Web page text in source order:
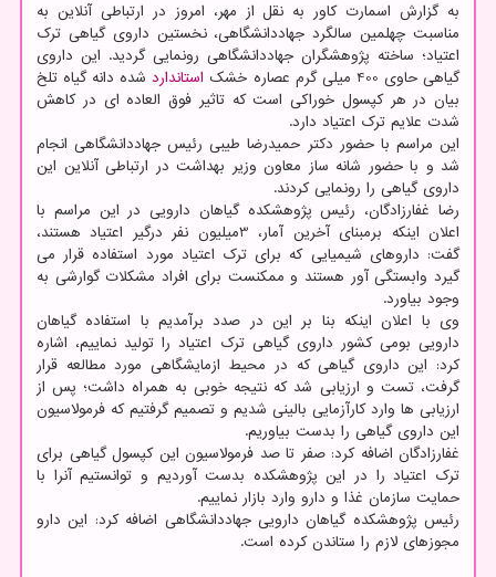
به گزارش اسمارت کاور به نقل از مهر، امروز در ارتباطی آنلاین به
مناسبت چهلمین سالگرد جهاددانشگاهی، نخستین داروی گیاهی ترک
اعتیاد؛ ساخته پژوهشگران جهاددانشگاهی رونمایی گردید. این داروی
گیاهی حاوی 400 میلی گرم عصاره خشک
استانداردشده دانه گیاه تلخ
بیان در هر کپسول خوراکی است که تاثیر فوق العاده ای در کاهش
شدت علایم ترک اعتیاد دارد.
این مراسم با حضور دکتر حمیدرضا طیبی رئیس جهاددانشگاهی انجام
شد و با حضور شانه ساز معاون وزیر بهداشت در ارتباطی آنلاین این
داروی گیاهی را رونمایی کردند.
رضا غفارزادگان، رئیس پژوهشکده گیاهان دارویی در این مراسم با
اعلان اینکه برمبنای آخرین آمار، 3میلیون نفر درگیر اعتیاد هستند،
گفت: داروهای شیمیایی که برای ترک اعتیاد مورد استفاده قرار می
گیرد وابستگی آور هستند و ممکنست برای افراد مشکلات گوارشی به
وجود بیاورد.
وی با اعلان اینکه بنا بر این در صدد برآمدیم با استفاده گیاهان
دارویی بومی کشور داروی گیاهی ترک اعتیاد را تولید نماییم، اشاره
کرد: این داروی گیاهی که در محیط ازمایشگاهی مورد مطالعه قرار
گرفت، تست و ارزیابی شد که نتیجه خوبی به همراه داشت؛ پس از
ارزیابی ها وارد کارآزمایی بالینی شدیم و تصمیم گرفتیم که فرمولاسیون
این داروی گیاهی را بدست بیاوریم.
غفارزادگان اضافه کرد: صفر تا صد فرمولاسیون این کپسول گیاهی برای
ترک اعتیاد را در این پژوهشکده بدست آوردیم و توانستیم آنرا با
حمایت سازمان غذا و دارو وارد بازار نماییم.
رئیس پژوهشکده گیاهان دارویی جهاددانشگاهی اضافه کرد: این دارو
مجوزهای لازم را ستاندن کرده است.